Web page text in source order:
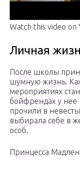
Watch this video on
Личная
После школы
шумную жизнь.
мероприятиях
бойфрендах у нее
прочили в
выбирала себе в
особ.
Принцесса